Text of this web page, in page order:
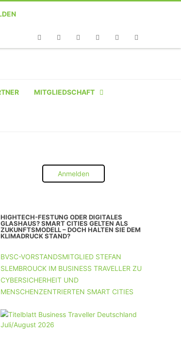
MITGLIEDSCHAFT
INSTITUTION
UNTERNEHMEN MIT 11-50 MA
Anmelden
HIGHTECH-FESTUNG ODER DIGITALES
GLASHAUS? SMART CITIES GELTEN ALS
ZUKUNFTSMODELL – DOCH HALTEN SIE DEM
KLIMADRUCK STAND?
BVSC-VORSTANDSMITGLIED STEFAN
SLEMBROUCK IM BUSINESS TRAVELLER ZU
CYBERSICHERHEIT UND
MENSCHENZENTRIERTEN SMART CITIES